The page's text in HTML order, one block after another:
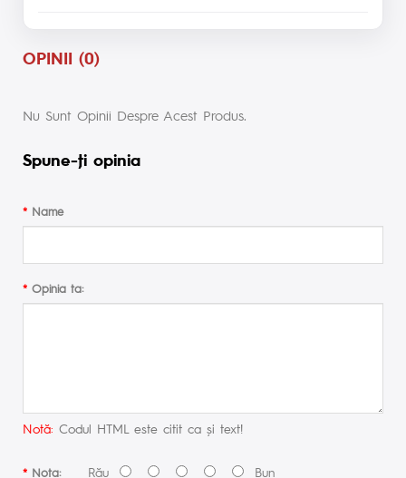
OPINII (0)
Nu Sunt Opinii Despre Acest Produs.
Spune-ţi opinia
Name
Opinia ta:
Notă: Codul HTML este citit ca şi text!
Nota:Rău Bun